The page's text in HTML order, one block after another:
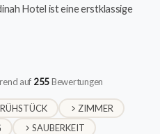
Hotel ist eine erstklassige
auf 255Bewertungen
ZIMMER
SAUBERKEIT